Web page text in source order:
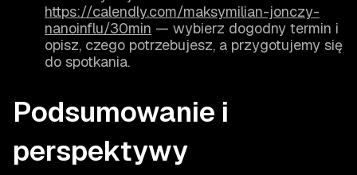
https://calendly.com/maksymilian-jonczy-
nanoinflu/30min — wybierz dogodny termin i
opisz, czego potrzebujesz, a przygotujemy się
do spotkania.
Podsumowanie i
perspektywy